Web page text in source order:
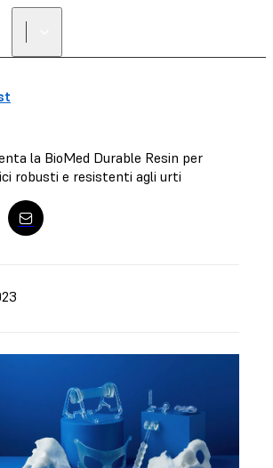
la BioMed Durable Resin per
robusti e resistenti agli urti